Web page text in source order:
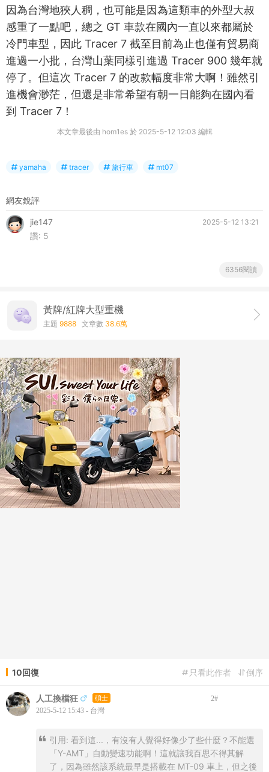
因為台灣地狹人稠，也可能是因為這類車的外型大叔
感重了一點吧，總之 GT 車款在國內一直以來都屬於
冷門車型，因此 Tracer 7 截至目前為止也僅有貿易商
進過一小批，台灣山葉同樣引進過 Tracer 900 幾年就
停了。但這次 Tracer 7 的改款幅度非常大啊！雖然引
進機會渺茫，但還是非常希望有朝一日能夠在國內看
到 Tracer 7！
本文章最後由 hom1es 於 2025-5-12 12:03 編輯
yamaha tracer 旅行車 mt07
網友銳評
2025-5-12 13:21
jie147
讚: 5
6356閱讀
黃牌/紅牌大型重機
主題 9888 文章數 38.6萬
10回復 倒序
只看此作者
人工換檔狂 碩士 2#
2025-5-12 15:43 - 台灣
引用: 看到這...，有沒有人覺得好像少了些什麼？不能選
「Y-AMT」自動變速功能啊！這就讓我百思不得其解
了，因為雖然該系統最早是搭載在 MT-09 車上，但之後